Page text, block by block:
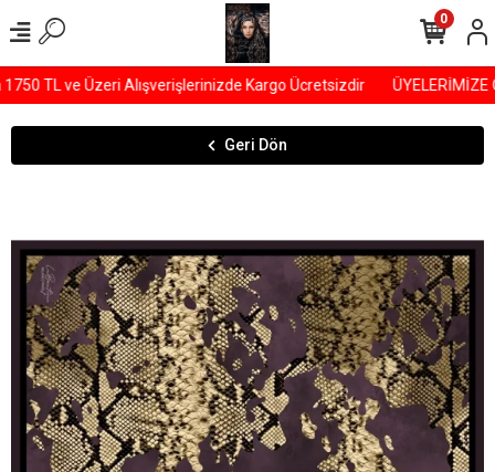
TL ve Üzeri Alışverişlerinizde Kargo Ücretsizdir ÜYELERİMİZE
0
Geri Dön